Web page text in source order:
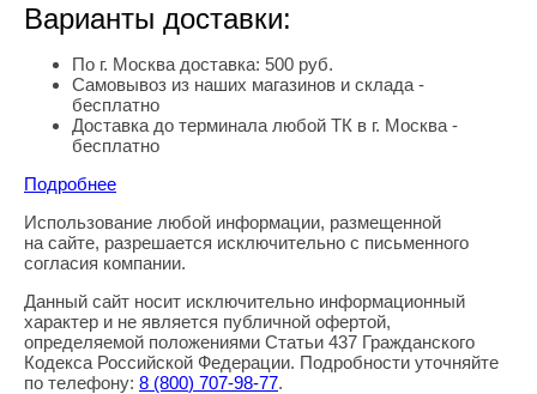
Варианты доставки:
По г. Москва доставка: 500 руб.
Самовывоз из наших магазинов и склада -
бесплатно
Доставка до терминала любой ТК в г. Москва -
бесплатно
Подробнее
Правовая информация
Использование любой информации, размещенной
на сайте, разрешается исключительно с письменного
согласия компании.
Данный сайт носит исключительно информационный
характер и не является публичной офертой,
определяемой положениями Статьи 437 Гражданского
Кодекса Российской Федерации. Подробности уточняйте
по телефону: 8 (800) 707-98-77.